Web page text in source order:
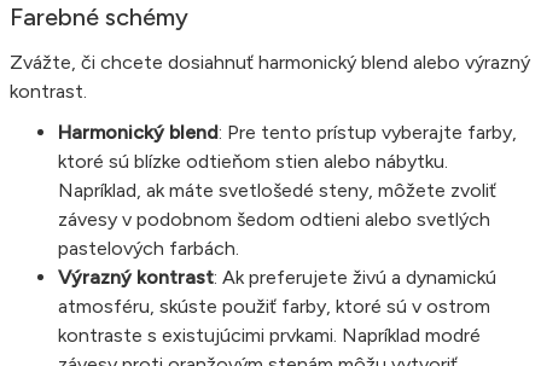
Farebné schémy
Zvážte, či chcete dosiahnuť harmonický blend alebo výrazný
kontrast.
Harmonický blend: Pre tento prístup vyberajte farby,
ktoré sú blízke odtieňom stien alebo nábytku.
Napríklad, ak máte svetlošedé steny, môžete zvoliť
závesy v podobnom šedom odtieni alebo svetlých
pastelových farbách.
Výrazný kontrast: Ak preferujete živú a dynamickú
atmosféru, skúste použiť farby, ktoré sú v ostrom
kontraste s existujúcimi prvkami. Napríklad modré